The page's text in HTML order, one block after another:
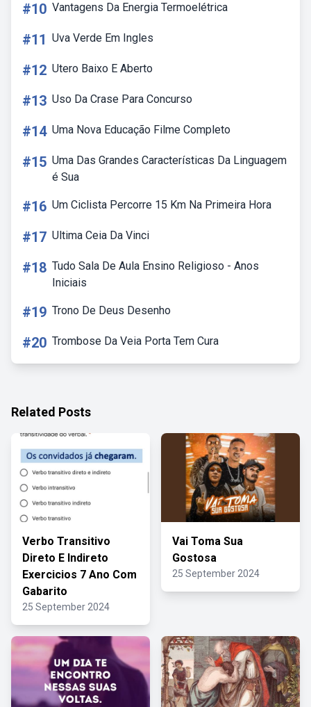
#10 Vantagens Da Energia Termoelétrica
#11 Uva Verde Em Ingles
#12 Utero Baixo E Aberto
#13 Uso Da Crase Para Concurso
#14 Uma Nova Educação Filme Completo
#15 Uma Das Grandes Características Da Linguagem
é Sua
#16 Um Ciclista Percorre 15 Km Na Primeira Hora
#17 Ultima Ceia Da Vinci
#18 Tudo Sala De Aula Ensino Religioso - Anos
Iniciais
#19 Trono De Deus Desenho
#20 Trombose Da Veia Porta Tem Cura
Related Posts
Verbo Transitivo
Direto E Indireto
Exercicios 7 Ano Com
Gabarito
25 September 2024
Vai Toma Sua
Gostosa
25 September 2024